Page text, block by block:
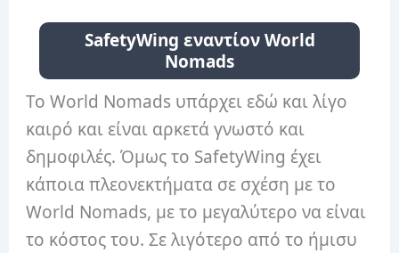
SafetyWing εναντίον World
Nomads
Το World Nomads υπάρχει εδώ και λίγο
καιρό και είναι αρκετά γνωστό και
δημοφιλές. Όμως το SafetyWing έχει
κάποια πλεονεκτήματα σε σχέση με το
World Nomads, με το μεγαλύτερο να είναι
το κόστος του. Σε λιγότερο από το ήμισυ